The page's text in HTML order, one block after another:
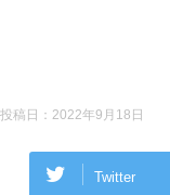
投稿日： 2022年9月18日
Twitter